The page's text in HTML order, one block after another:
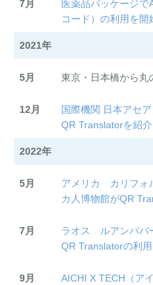
7月
医薬品パッケージ
コード）の利用を開
2021年
5月 東京・日本橋から丸
12月
国際機関 日本アセ
QR Translatorを紹介
2022年
5月
アメリカ カリフォ
カ人博物館がQR
7月
ラオス ルアンパバ
QR Translatorの利
9月
AICHI X TECH（ア